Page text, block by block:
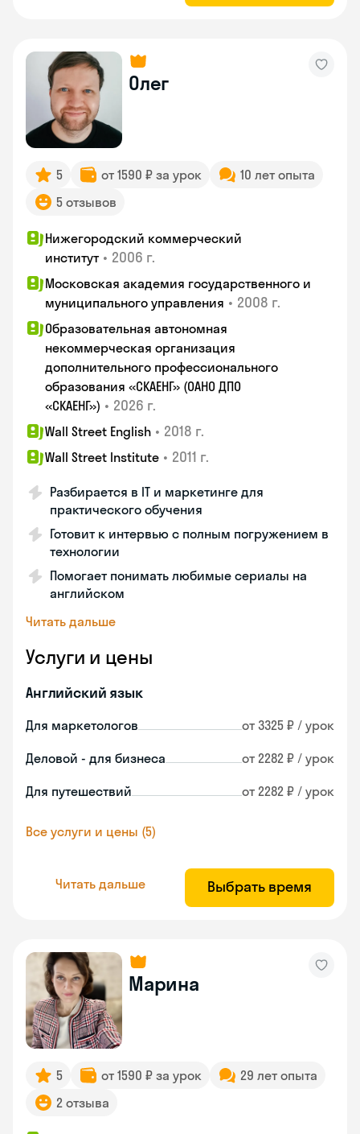
Олег
5 от 1590 ₽ за урок
10 лет опыта
5 отзывов
Нижегородский коммерческий
институт • 2006 г.
Московская академия государственного и
муниципального управления • 2008 г.
Образовательная автономная
некоммерческая организация
дополнительного профессионального
образования «СКАЕНГ» (ОАНО ДПО
«СКАЕНГ») • 2026 г.
Wall Street English • 2018 г.
Wall Street Institute • 2011 г.
Разбирается в IT и маркетинге для
практического обучения
Готовит к интервью с полным погружением в
технологии
Помогает понимать любимые сериалы на
английском
Читать дальше
Услуги и цены
Английский язык
Для маркетологов от 3325 ₽ / урок
Деловой - для бизнеса от 2282 ₽ / урок
Для путешествий от 2282 ₽ / урок
Все услуги и цены (5)
Читать дальше Выбрать время
Марина
5 от 1590 ₽ за урок
29 лет опыта
2 отзыва